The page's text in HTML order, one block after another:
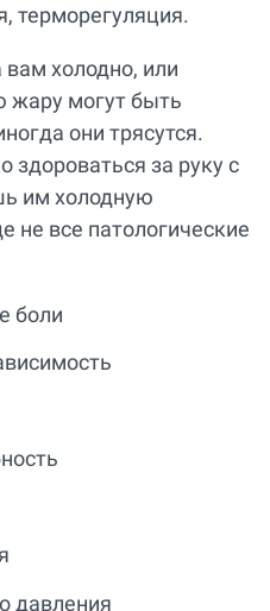
терморегуляция.
холодно, или
жару могут быть
они трясутся.
здороваться за руку с
им холодную
не все патологические
боли
давления